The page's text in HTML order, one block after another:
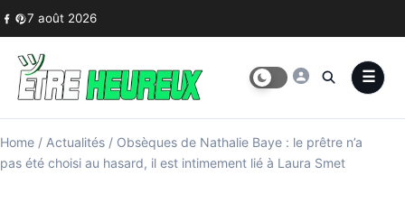
Skip to content
7 août 2026
Home / Actualités / Obsèques de Nathalie Baye : le prêtre n’a
pas été choisi au hasard, il est intimement lié à Laura Smet